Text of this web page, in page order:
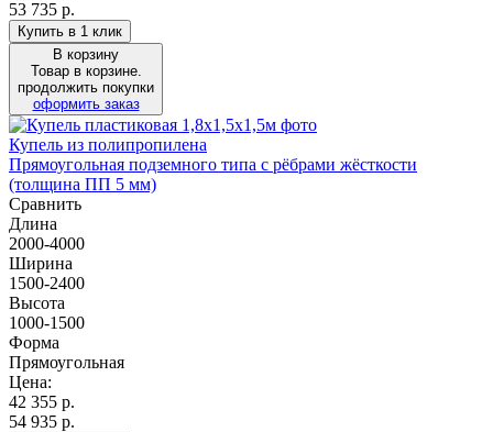
53 735 р.
Купить в 1 клик
В корзину
Товар в корзине.
продолжить покупки
оформить заказ
Купель из полипропилена
Прямоугольная подземного типа с рёбрами жёсткости
(толщина ПП 5 мм)
Сравнить
Длина
2000-4000
Ширина
1500-2400
Высота
1000-1500
Форма
Прямоугольная
Цена:
42 355 р.
54 935 р.